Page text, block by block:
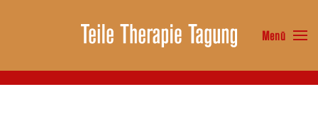
Zum Hauptinhalt springen Menü